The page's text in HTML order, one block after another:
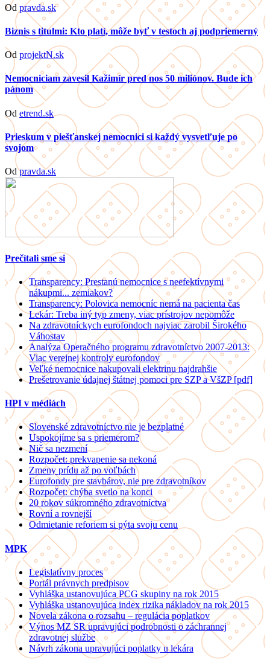
Od pravda.sk
Biznis s titulmi: Kto platí, môže byť v testoch aj podpriemerný
Od projektN.sk
Nemocniciam zavesil Kažimír pred nos 50 miliónov. Bude ich
pánom
Od etrend.sk
Prieskum v piešťanskej nemocnici si každý vysvetľuje po
svojom
Odpravda.sk
Prečítali sme si
Transparency: Prestanú nemocnice s neefektívnymi
nákupmi... zemiakov?
Transparency: Polovica nemocníc nemá na pacienta čas
Lekár: Treba iný typ zmeny, viac prístrojov nepomôže
Na zdravotníckych eurofondoch najviac zarobil Širokého
Váhostav
Analýza Operačného programu zdravotníctvo 2007-2013:
Viac verejnej kontroly eurofondov
Veľké nemocnice nakupovali elektrinu najdrahšie
Prešetrovanie údajnej štátnej pomoci pre SZP a VšZP [pdf]
HPI v médiách
Slovenské zdravotníctvo nie je bezplatné
Uspokojíme sa s priemerom?
Nič sa nezmení
Rozpočet: prekvapenie sa nekoná
Zmeny prídu až po voľbách
Eurofondy pre stavbárov, nie pre zdravotníkov
Rozpočet: chýba svetlo na konci
20 rokov súkromného zdravotníctva
Rovní a rovnejší
Odmietanie reforiem si pýta svoju cenu
MPK
Legislatívny proces
Portál právnych predpisov
Vyhláška ustanovujúca PCG skupiny na rok 2015
Vyhláška ustanovujúca index rizika nákladov na rok 2015
Novela zákona o rozsahu – regulácia poplatkov
Výnos MZ SR upravujúci podrobnosti o záchrannej
zdravotnej službe
Návrh zákona upravujúci poplatky u lekára